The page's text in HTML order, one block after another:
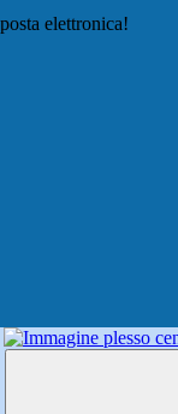
elettronica!